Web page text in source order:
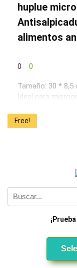
huplue
alimentos
0 0
Tamaño: 30 * 8,5
Ideal para
alimentos. Fácil
fácil de limpiar
Free!